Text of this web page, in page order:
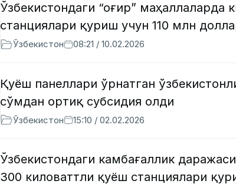
Ўзбекистондаги “оғир” маҳаллаларда
станциялари қуриш учун 110 млн
Ўзбекистон 08:21 / 10.02.2026
Қуёш панеллари ўрнатган
сўмдан ортиқ субсидия олди
Ўзбекистон 15:10 / 02.02.2026
Ўзбекистондаги камбағаллик
300 киловаттли қуёш станциялари